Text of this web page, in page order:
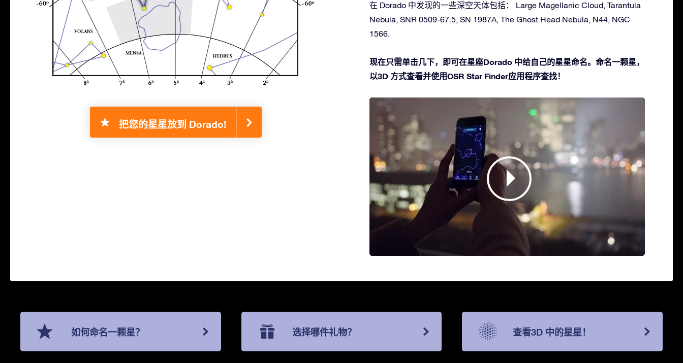
把您的星星放到 Dorado!
在 Dorado 中发现的一些深空天体包括： Large Magellanic Cloud, Tarantula
Nebula, SNR 0509-67.5, SN 1987A, The Ghost Head Nebula, N44, NGC
1566.
现在只需单击几下，即可在星座Dorado 中给自己的星星命名。命名一颗星，
以3D 方式查看并使用OSR Star Finder应用程序查找！
如何命名一颗星？ 选择哪件礼物？ 查看3D 中的星星！